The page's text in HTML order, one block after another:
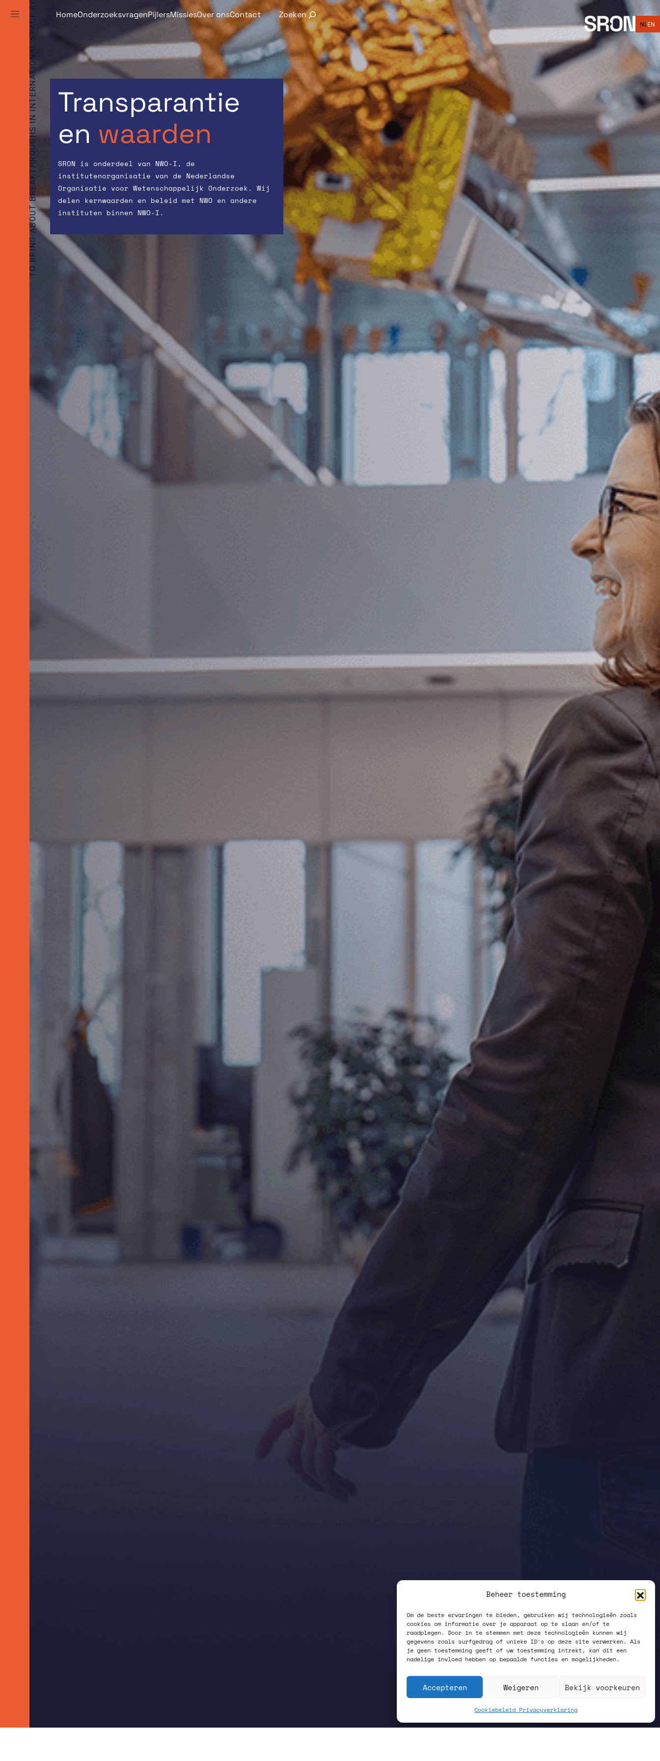
Beheer toestemming
Om de beste ervaringen te bieden, gebruiken wij technologieën zoals
cookies om informatie over je apparaat op te slaan en/of te
raadplegen. Door in te stemmen met deze technologieën kunnen wij
gegevens zoals surfgedrag of unieke ID's op deze site verwerken. Als
je geen toestemming geeft of uw toestemming intrekt, kan dit een
nadelige invloed hebben op bepaalde functies en mogelijkheden.
Accepteren Weigeren Bekijk voorkeuren
Cookiebeleid Privacyverklaring
TO BRING ABOUT BREAKTHROUGHS IN INTERNATIONAL SPACE RESEARCH HomeOnderzoeksvragenPijlersMissiesOver onsContact Search
NL EN
Transparantie
en waarden
SRON is onderdeel van NWO-I, de
institutenorganisatie van de Nederlandse
Organisatie voor Wetenschappelijk Onderzoek. Wij
delen kernwaarden en beleid met NWO en andere
instituten binnen NWO-I.